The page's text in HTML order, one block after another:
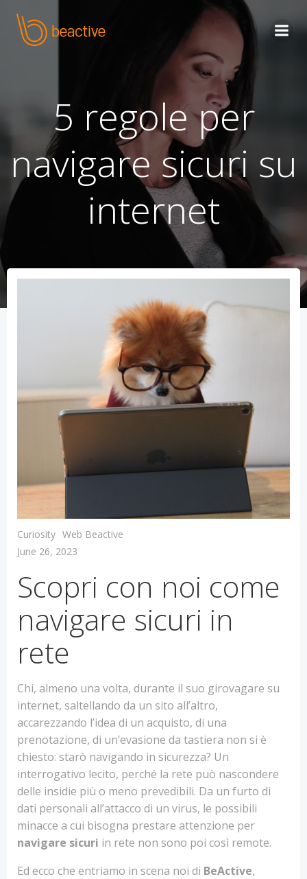
content
5 regole per
navigare sicuri su
internet
Curiosity Web Beactive
June 26, 2023
Scopri con noi come
navigare sicuri in
rete
Chi, almeno una volta, durante il suo girovagare su
internet, saltellando da un sito all’altro,
accarezzando l’idea di un acquisto, di una
prenotazione, di un’evasione da tastiera non si è
chiesto: starò navigando in sicurezza? Un
interrogativo lecito, perché la rete può nascondere
delle insidie più o meno prevedibili. Da un furto di
dati personali all’attacco di un virus, le possibili
minacce a cui bisogna prestare attenzione per
navigare sicuri in rete non sono poi così remote.
Ed ecco che entriamo in scena noi di BeActive,